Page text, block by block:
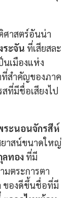
ศาสตร์อันน่า
ระจัน ที่เสียสละ
เมืองแห่ง
ที่สำคัญของภาค
ที่มีชื่อเสียงไป
ระนอนจักรสีห์
าสน์ขนาดใหญ่
ทอง ที่มี
ตระการตา
ของดีขึ้นชื่อที่มี